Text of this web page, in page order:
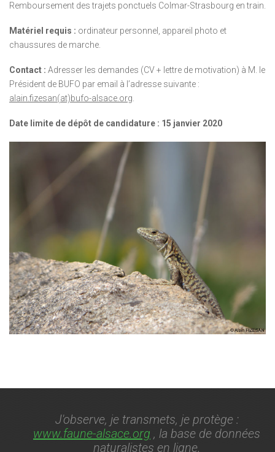
Remboursement des trajets ponctuels Colmar-Strasbourg en train.
Matériel requis : ordinateur personnel, appareil photo et
chaussures de marche.
Contact : Adresser les demandes (CV + lettre de motivation) à M. le
Président de BUFO par email à l’adresse suivante :
alain.fizesan(at)bufo-alsace.org
Date limite de dépôt de candidature : 15 janvier 2020
J'observe, je transmets, je protège :
www.faune-alsace.org , la base de données
naturalistes en ligne.